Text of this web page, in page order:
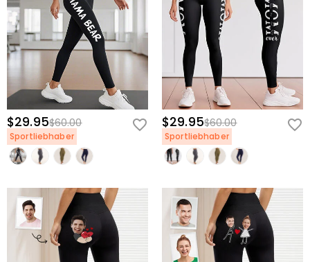
$29.95$60.00
Sportliebhaber
$29.95$60.00
Sportliebhaber